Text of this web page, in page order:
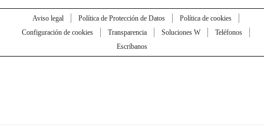
Aviso legal Política de Protección de Datos
Política de cookies
Configuración de cookies
Transparencia Soluciones W
Teléfonos
Escríbanos